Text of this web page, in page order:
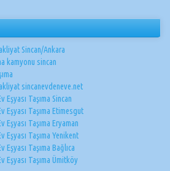
Sincan/Ankara
kamyonu sincan
sincanevdeneve.net
Eşyası Taşıma Sincan
Eşyası Taşıma Etimesgut
Eşyası Taşıma Eryaman
Eşyası Taşıma Yenikent
Eşyası Taşıma Bağlıca
Eşyası Taşıma Ümitköy